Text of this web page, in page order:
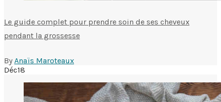
Le guide complet pour prendre soin de ses cheveux
pendant la grossesse
By Anaïs Maroteaux
Déc18